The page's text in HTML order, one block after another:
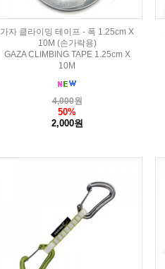
가자 클라이밍 테이프 - 폭 1.25cm X
10M (손가락용)
GAZA CLIMBING TAPE 1.25cm X
10M
4,000원
50%
2,000원